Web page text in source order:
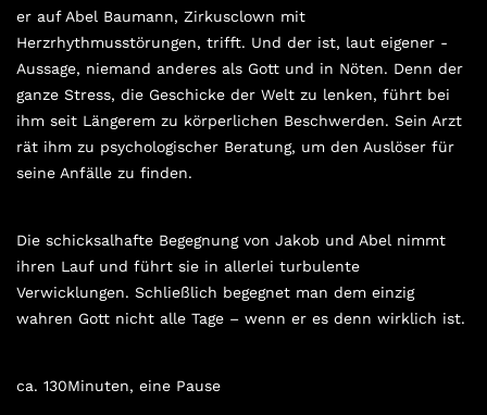
er auf Abel Baumann, Zirkusclown mit
Herzrhythmusstörungen, trifft. Und der ist, laut eigener ­
Aussage, niemand anderes als Gott und in Nöten. Denn der
ganze Stress, die Geschicke der Welt zu lenken, führt bei
ihm seit Längerem zu körperlichen Beschwerden. Sein Arzt
rät ihm zu psychologischer Beratung, um den Auslöser für
seine Anfälle zu ­finden.
Die schicksalhafte Begegnung von Jakob und Abel nimmt
ihren Lauf und führt sie in allerlei turbulente
Verwicklungen. Schließlich begegnet man dem einzig
wahren Gott nicht alle Tage – wenn er es denn wirklich ist.
ca. 130Minuten, eine Pause